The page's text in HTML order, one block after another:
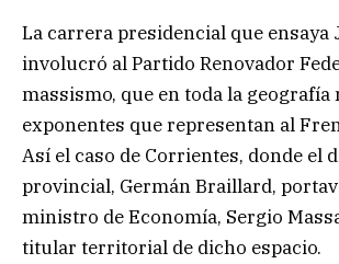
La carrera presidencial que ensaya
involucró al Partido Renovador
massismo, que en toda la
exponentes que representan al
Así el caso de Corrientes, donde el
provincial, Germán Braillard,
ministro de Economía, Sergio
titular territorial de dicho espacio.